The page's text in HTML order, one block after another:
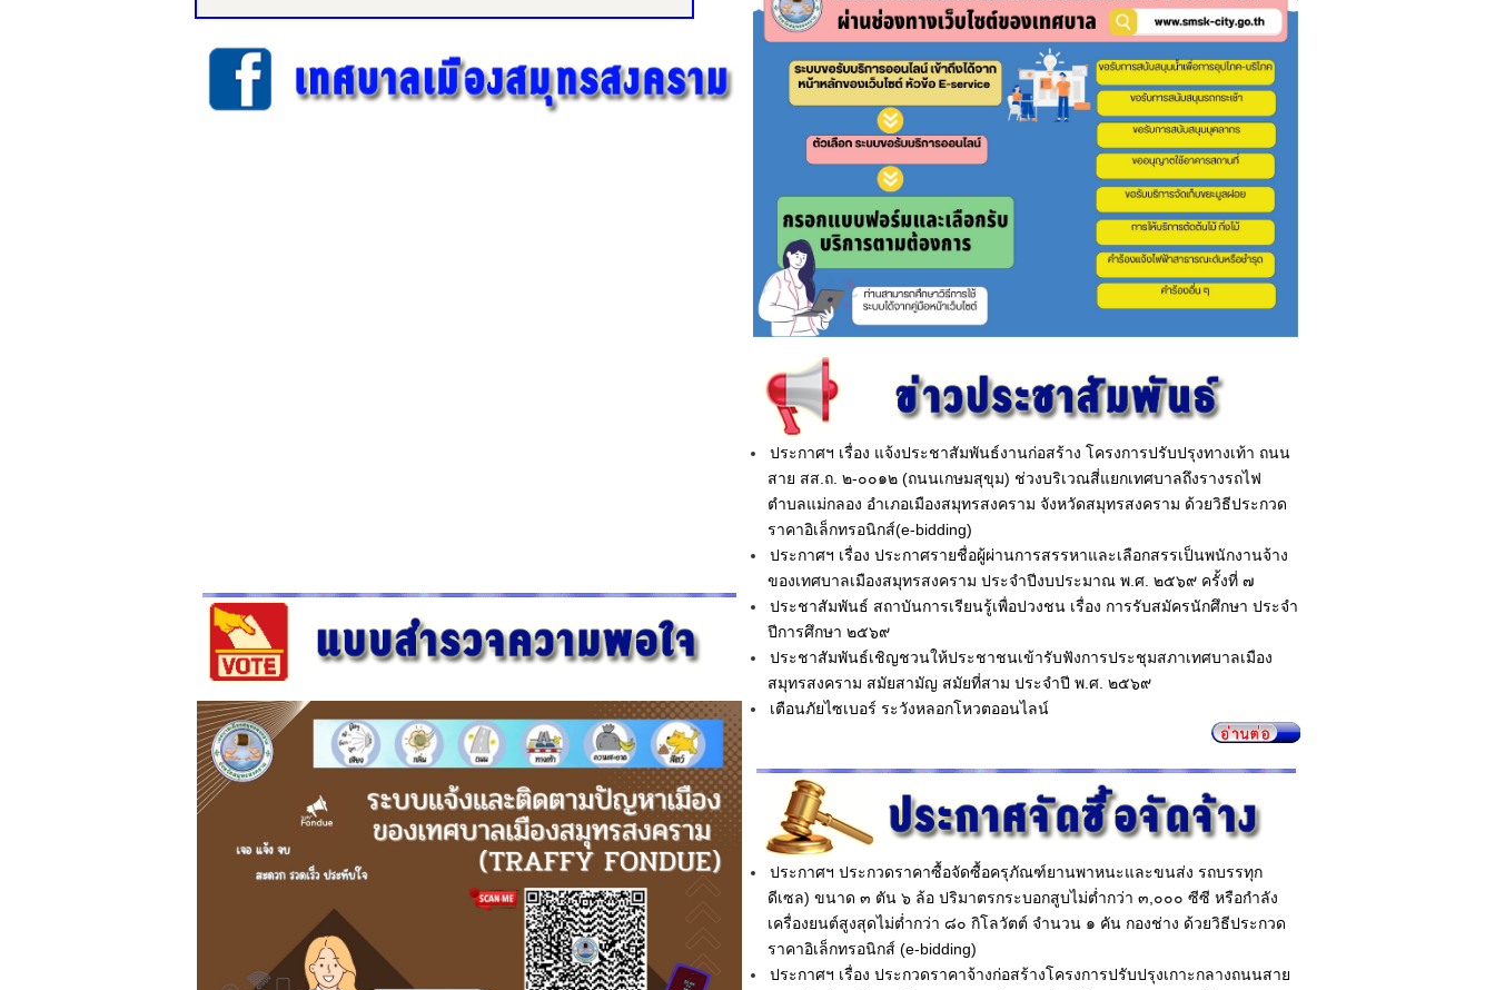
ประกาศฯ เรื่อง แจ้งประชาสัมพันธ์งานก่อสร้าง โครงการปรับปรุงทางเท้า ถนน
สาย สส.ถ. ๒-๐๐๑๒ (ถนนเกษมสุขุม) ช่วงบริเวณสี่แยกเทศบาลถึงรางรถไฟ
ตำบลแม่กลอง อำเภอเมืองสมุทรสงคราม จังหวัดสมุทรสงคราม ด้วยวิธีประกวด
ราคาอิเล็กทรอนิกส์(e-bidding)
ประกาศฯ เรื่อง ประกาศรายชื่อผู้ผ่านการสรรหาและเลือกสรรเป็นพนักงานจ้าง
ของเทศบาลเมืองสมุทรสงคราม ประจำปีงบประมาณ พ.ศ. ๒๕๖๙ ครั้งที่ ๗
ประชาสัมพันธ์ สถาบันการเรียนรู้เพื่อปวงชน เรื่อง การรับสมัครนักศึกษา ประจำ
ปีการศึกษา ๒๕๖๙
ประชาสัมพันธ์เชิญชวนให้ประชาชนเข้ารับฟังการประชุมสภาเทศบาลเมือง
สมุทรสงคราม สมัยสามัญ สมัยที่สาม ประจำปี พ.ศ. ๒๕๖๙
เตือนภัยไซเบอร์ ระวังหลอกโหวตออนไลน์
ประกาศฯ ประกวดราคาซื้อจัดซื้อครุภัณฑ์ยานพาหนะและขนส่ง รถบรรทุก
ดีเซล) ขนาด ๓ ตัน ๖ ล้อ ปริมาตรกระบอกสูบไม่ต่ำกว่า ๓,๐๐๐ ซีซี หรือกำลัง
เครื่องยนต์สูงสุดไม่ต่ำกว่า ๘๐ กิโลวัตต์ จำนวน ๑ คัน กองช่าง ด้วยวิธีประกวด
ราคาอิเล็กทรอนิกส์ (e-bidding)
ประกาศฯ เรื่อง ประกวดราคาจ้างก่อสร้างโครงการปรับปรุงเกาะกลางถนนสาย